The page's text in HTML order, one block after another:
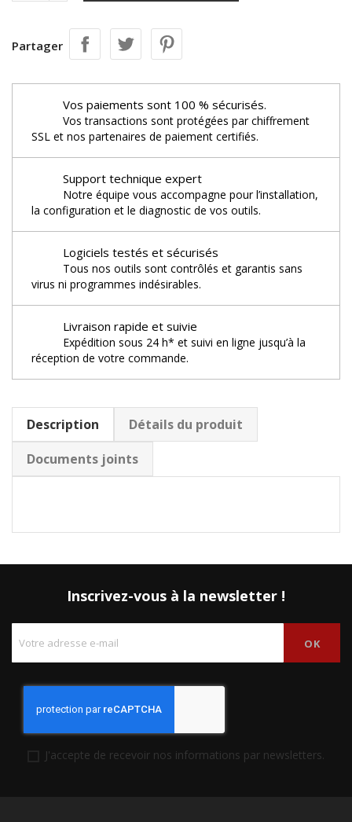
Partager
Vos paiements sont 100 % sécurisés.
Vos transactions sont protégées par chiffrement
SSL et nos partenaires de paiement certifiés.
Support technique expert
Notre équipe vous accompagne pour l’installation,
la configuration et le diagnostic de vos outils.
Logiciels testés et sécurisés
Tous nos outils sont contrôlés et garantis sans
virus ni programmes indésirables.
Livraison rapide et suivie
Expédition sous 24 h* et suivi en ligne jusqu’à la
réception de votre commande.
Description
Détails du produit
Documents joints
Inscrivez-vous à la newsletter !
J'accepte de recevoir nos informations par newsletters.